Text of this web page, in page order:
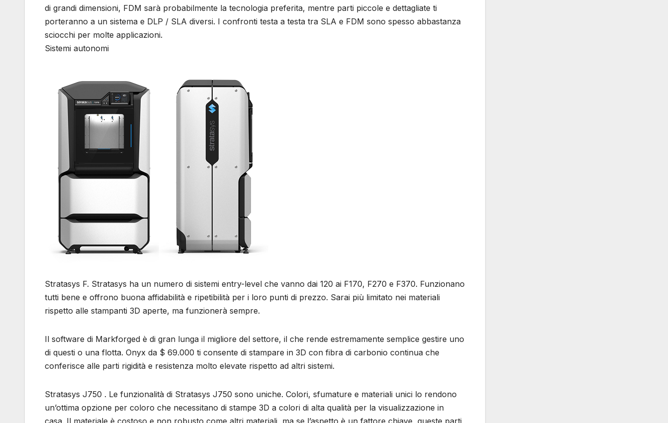
di grandi dimensioni, FDM sarà probabilmente la tecnologia preferita, mentre parti piccole e dettagliate ti
porteranno a un sistema e DLP / SLA diversi. I confronti testa a testa tra SLA e FDM sono spesso abbastanza
sciocchi per molte applicazioni.
Sistemi autonomi
Stratasys F. Stratasys ha un numero di sistemi entry-level che vanno dai 120 ai F170, F270 e F370. Funzionano
tutti bene e offrono buona affidabilità e ripetibilità per i loro punti di prezzo. Sarai più limitato nei materiali
rispetto alle stampanti 3D aperte, ma funzionerà sempre.
Il software di Markforged è di gran lunga il migliore del settore, il che rende estremamente semplice gestire uno
di questi o una flotta. Onyx da $ 69.000 ti consente di stampare in 3D con fibra di carbonio continua che
conferisce alle parti rigidità e resistenza molto elevate rispetto ad altri sistemi.
Stratasys J750 . Le funzionalità di Stratasys J750 sono uniche. Colori, sfumature e materiali unici lo rendono
un’ottima opzione per coloro che necessitano di stampe 3D a colori di alta qualità per la visualizzazione in
casa. Il materiale è costoso e non robusto come altri materiali, ma se l’aspetto è un fattore chiave, queste parti